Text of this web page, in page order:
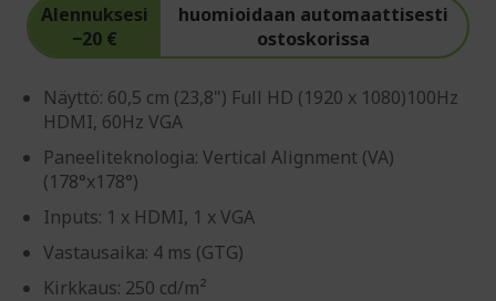
Alennuksesi
−20 €
huomioidaan automaattisesti
ostoskorissa
Näyttö: 60,5 cm (23,8") Full HD (1920 x 1080)100Hz
HDMI, 60Hz VGA
Paneeliteknologia: Vertical Alignment (VA)
(178°x178°)
Inputs: 1 x HDMI, 1 x VGA
Vastausaika: 4 ms (GTG)
Kirkkaus: 250 cd/m²